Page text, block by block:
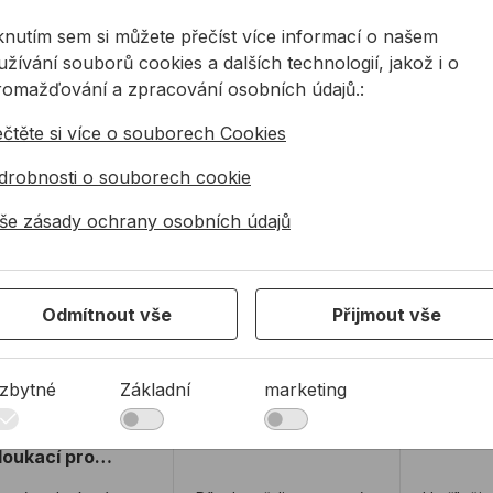
YPOR, YTONG,
12,90 Kč
s DPH
minerální desky). I ...
od13,04 Kč
13,04Kč s DPH
minerální
...
42,73
42,73Kč s
DON QUICHOTTE VKKL natloukací pro sponu
VKKL
pro
Hmoždinka TOX THERMO KAPPO
Hmoždinka TOX
THERMO KAPPO
sem si můžete přečíst více informací o našem
souborů cookies a dalších technologií, jakož i o
a zpracování osobních údajů.:
si více o souborech Cookies
o souborech cookie
zásady ochrany osobních údajů
Odmítnout vše Přijmout vše
Základní marketing